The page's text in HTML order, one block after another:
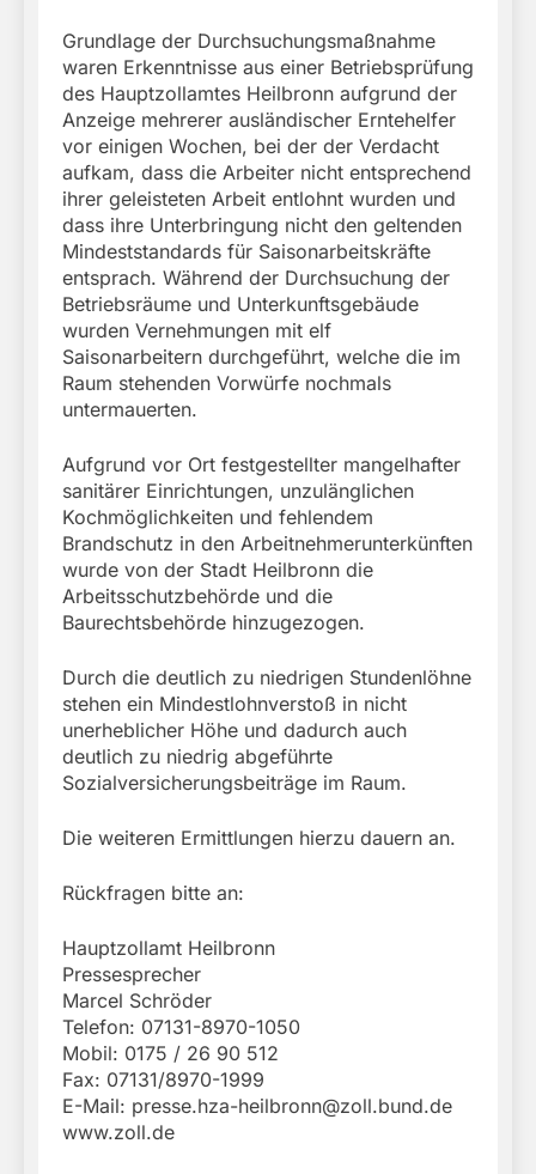
Grundlage der Durchsuchungsmaßnahme
waren Erkenntnisse aus einer Betriebsprüfung
des Hauptzollamtes Heilbronn aufgrund der
Anzeige mehrerer ausländischer Erntehelfer
vor einigen Wochen, bei der der Verdacht
aufkam, dass die Arbeiter nicht entsprechend
ihrer geleisteten Arbeit entlohnt wurden und
dass ihre Unterbringung nicht den geltenden
Mindeststandards für Saisonarbeitskräfte
entsprach. Während der Durchsuchung der
Betriebsräume und Unterkunftsgebäude
wurden Vernehmungen mit elf
Saisonarbeitern durchgeführt, welche die im
Raum stehenden Vorwürfe nochmals
untermauerten.
Aufgrund vor Ort festgestellter mangelhafter
sanitärer Einrichtungen, unzulänglichen
Kochmöglichkeiten und fehlendem
Brandschutz in den Arbeitnehmerunterkünften
wurde von der Stadt Heilbronn die
Arbeitsschutzbehörde und die
Baurechtsbehörde hinzugezogen.
Durch die deutlich zu niedrigen Stundenlöhne
stehen ein Mindestlohnverstoß in nicht
unerheblicher Höhe und dadurch auch
deutlich zu niedrig abgeführte
Sozialversicherungsbeiträge im Raum.
Die weiteren Ermittlungen hierzu dauern an.
Rückfragen bitte an:
Hauptzollamt Heilbronn
Pressesprecher
Marcel Schröder
Telefon: 07131-8970-1050
Mobil: 0175 / 26 90 512
Fax: 07131/8970-1999
E-Mail: presse.hza-heilbronn@zoll.bund.de
www.zoll.de